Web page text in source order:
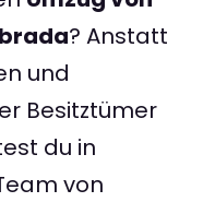
? Anstatt
und
Besitztümer
du in
von